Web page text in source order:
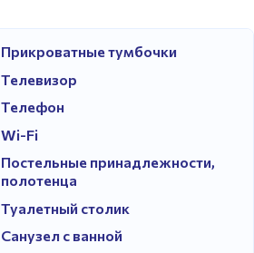
Прикроватные тумбочки
Телевизор
Телефон
Wi-Fi
Постельные принадлежности,
полотенца
Туалетный столик
Санузел с ванной